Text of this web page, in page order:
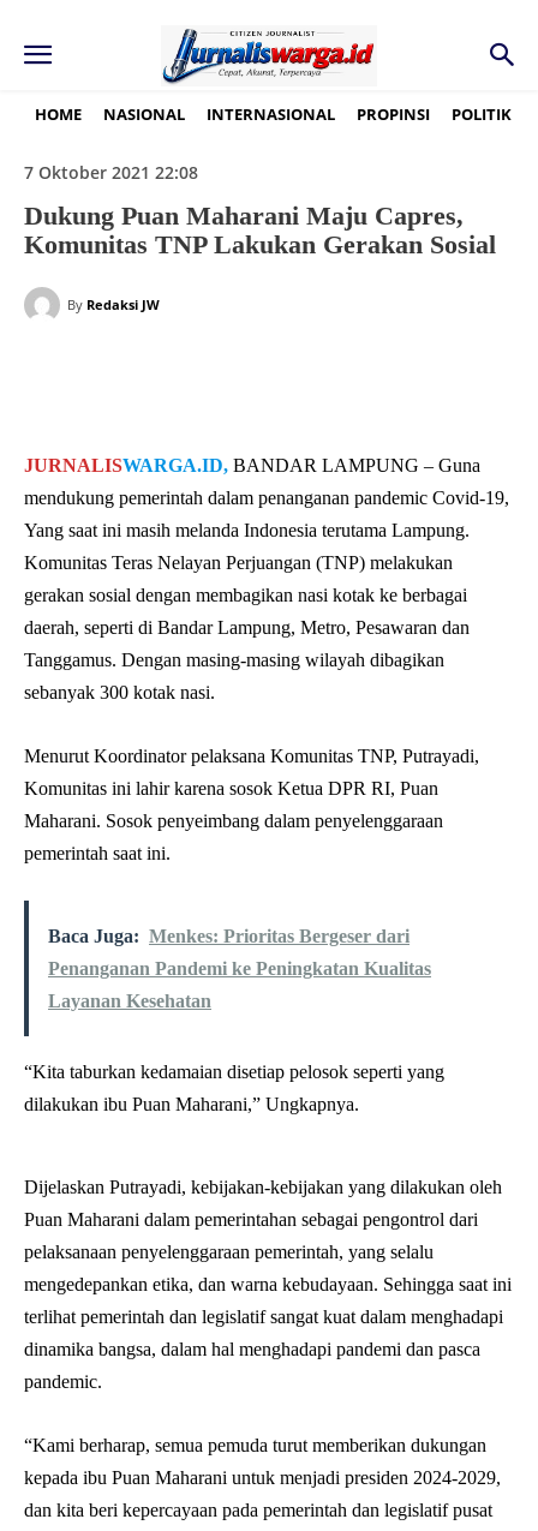
HOME NASIONAL INTERNASIONAL PROPINSI POLITIK
7 Oktober 2021 22:08
Dukung Puan Maharani Maju Capres,
Komunitas TNP Lakukan Gerakan Sosial
By Redaksi JW
JURNALISWARGA.ID, BANDAR LAMPUNG – Guna
mendukung pemerintah dalam penanganan pandemic Covid-19,
Yang saat ini masih melanda Indonesia terutama Lampung.
Komunitas Teras Nelayan Perjuangan (TNP) melakukan
gerakan sosial dengan membagikan nasi kotak ke berbagai
daerah, seperti di Bandar Lampung, Metro, Pesawaran dan
Tanggamus. Dengan masing-masing wilayah dibagikan
sebanyak 300 kotak nasi.
Menurut Koordinator pelaksana Komunitas TNP, Putrayadi,
Komunitas ini lahir karena sosok Ketua DPR RI, Puan
Maharani. Sosok penyeimbang dalam penyelenggaraan
pemerintah saat ini.
Baca Juga: Menkes: Prioritas Bergeser dari
Penanganan Pandemi ke Peningkatan Kualitas
Layanan Kesehatan
“Kita taburkan kedamaian disetiap pelosok seperti yang
dilakukan ibu Puan Maharani,” Ungkapnya.
Dijelaskan Putrayadi, kebijakan-kebijakan yang dilakukan oleh
Puan Maharani dalam pemerintahan sebagai pengontrol dari
pelaksanaan penyelenggaraan pemerintah, yang selalu
mengedepankan etika, dan warna kebudayaan. Sehingga saat ini
terlihat pemerintah dan legislatif sangat kuat dalam menghadapi
dinamika bangsa, dalam hal menghadapi pandemi dan pasca
pandemic.
“Kami berharap, semua pemuda turut memberikan dukungan
kepada ibu Puan Maharani untuk menjadi presiden 2024-2029,
dan kita beri kepercayaan pada pemerintah dan legislatif pusat